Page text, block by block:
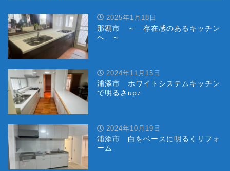
2025年1月18日
那覇市 ～ 存在感のあるキッチン
へ ～
2024年11月15日
浦添市 ホワイトシステムキッチン
で明るさup♪
2024年10月19日
浦添市 白をベースに明るくリフォ
ーム